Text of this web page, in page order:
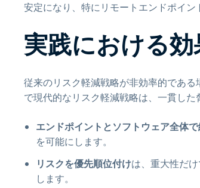
安定になり、特にリモートエンドポイン
実践における
従来のリスク軽減戦略が非効率的であ
で現代的なリスク軽減戦略は、一貫し
エンドポイントとソフトウェア全体
を可能にします。
リスクを優先順位付けは、重大性だ
します。